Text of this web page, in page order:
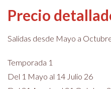
Precio
Salidas desde Mayo a
Temporada 1
Del 1 Mayo al 14 Julio 26